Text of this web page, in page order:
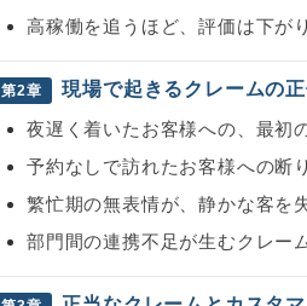
高稼働を追うほど、評価は下が
第2章 現場で起きるクレームの
夜遅く着いたお客様への、最初
予約なしで訪れたお客様への断
繁忙期の無表情が、静かな客を
部門間の連携不足が生むクレー